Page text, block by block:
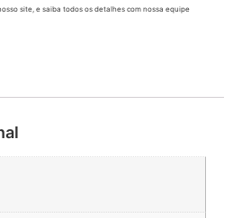
site, e saiba todos os detalhes com nossa equipe